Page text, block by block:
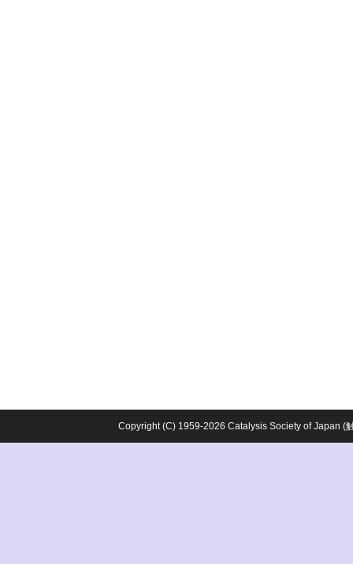
Copyright (C) 1959-2026 Catalysis Society of Japan (